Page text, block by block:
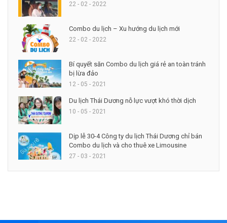
22 - 02 - 2022
Combo du lịch – Xu hướng du lịch mới
22 - 02 - 2022
Bí quyết săn Combo du lịch giá rẻ an toàn tránh
bị lừa đảo
12 - 05 - 2021
Du lịch Thái Dương nỗ lực vượt khó thời dịch
10 - 05 - 2021
Dịp lễ 30-4 Công ty du lịch Thái Dương chỉ bán
Combo du lịch và cho thuê xe Limousine
27 - 03 - 2021